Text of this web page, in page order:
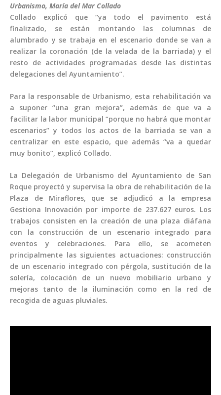
Urbanismo, María del Mar Collado
Collado explicó que “ya todo el pavimento está
finalizado, se están montando las columnas de
alumbrado y se trabaja en el escenario donde se van a
realizar la coronación (de la velada de la barriada) y el
resto de actividades programadas desde las distintas
delegaciones del Ayuntamiento”.
Para la responsable de Urbanismo, esta rehabilitación va
a suponer “una gran mejora”, además de que va a
facilitar la labor municipal “porque no habrá que montar
escenarios” y todos los actos de la barriada se van a
centralizar en este espacio, que además “va a quedar
muy bonito”, explicó Collado.
La Delegación de Urbanismo del Ayuntamiento de San
Roque proyectó y supervisa la obra de rehabilitación de la
Plaza de Miraflores, que se adjudicó a la empresa
Gestiona Innovación por importe de 237.627 euros. Los
trabajos consisten en la creación de una plaza diáfana
con la construcción de un escenario integrado para
eventos y celebraciones. Para ello, se acometen
principalmente las siguientes actuaciones: construcción
de un escenario integrado con pérgola, sustitución de la
solería, colocación de un nuevo mobiliario urbano y
mejoras tanto de la iluminación como en la red de
recogida de aguas pluviales.